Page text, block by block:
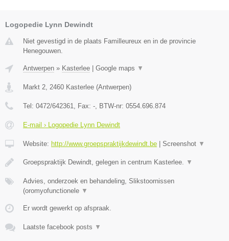
Logopedie Lynn Dewindt
Niet gevestigd in de plaats Familleureux en in de provincie
Henegouwen.
Antwerpen » Kasterlee | Google maps ▼
Markt 2 2460 Kasterlee (Antwerpen)
Tel: 0472/642361 , Fax: - , BTW-nr: 0554.696.874
E-mail › Logopedie Lynn Dewindt
Website: http://www.groepspraktijkdewindt.be | Screenshot ▼
Groepspraktijk Dewindt, gelegen in centrum Kasterlee. ▼
Advies, onderzoek en behandeling, Slikstoornissen
(oromyofunctionele ▼
Er wordt gewerkt op afspraak.
Laatste facebook posts ▼